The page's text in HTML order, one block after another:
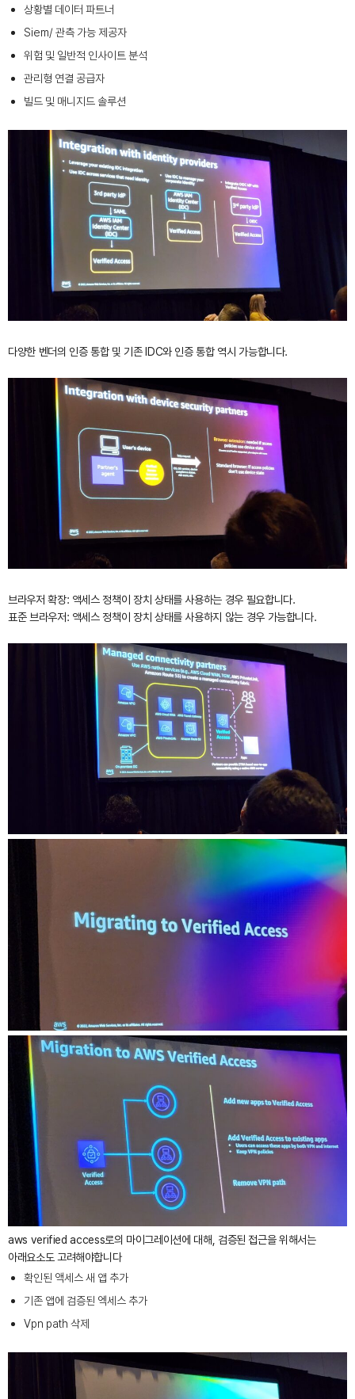
상황별 데이터 파트너
Siem/ 관측 가능 제공자
위험 및 일반적 인사이트 분석
관리형 연결 공급자
빌드 및 매니지드 솔루션
다양한 벤더의 인증 통합 및 기존 IDC와 인증 통합 역시 가능합니다.
브라우저 확장: 액세스 정책이 장치 상태를 사용하는 경우 필요합니다.
표준 브라우저: 액세스 정책이 장치 상태를 사용하지 않는 경우 가능합니다.
aws verified access로의 마이그레이션에 대해, 검증된 접근을 위해서는
아래요소도 고려해야합니다
확인된 액세스 새 앱 추가
기존 앱에 검증된 엑세스 추가
Vpn path 삭제